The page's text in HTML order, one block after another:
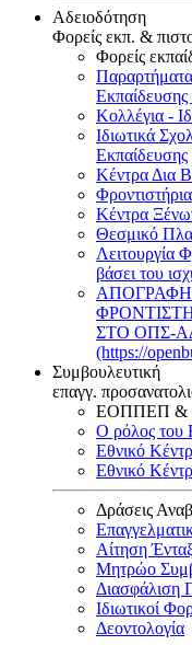
Αδειοδότηση
Φορείς εκπ. &
Φορείς
Κολλέγια -
Ιδιωτικά
Εκπαίδευσης
Κέντρα Δια
Φροντιστήρια
Κέντρα
Θεσμικό
Λειτουργία
βάσει του
ΑΠΟΓΡΑΦΗ
ΣΤΟ ΟΠΣ-
(https://
Συμβουλευτική
επαγγ.
ΕΟΠΠΕΠ &
Ο ρόλος
Εθνικό
Εθνικό
Δράσεις
Αίτηση
Μητρώο
Διασφάλιση
Ιδιωτικοί
Δεοντολογία